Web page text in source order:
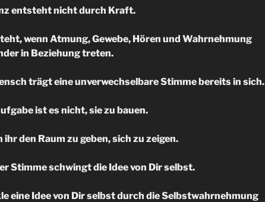
entsteht nicht durch Kraft.
wenn Atmung, Gewebe, Hören und Wahrnehmung
in Beziehung treten.
trägt eine unverwechselbare Stimme bereits in sich.
ist es nicht, sie zu bauen.
ihr den Raum zu geben, sich zu zeigen.
Stimme schwingt die Idee von Dir selbst.
eine Idee von Dir selbst durch die Selbstwahrnehmung